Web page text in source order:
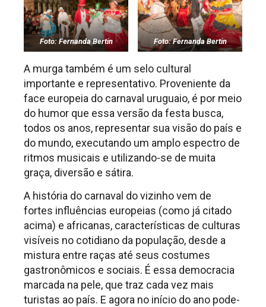
Foto: Fernanda Bertin Foto: Fernanda Bertin
A murga também é um selo cultural
importante e representativo. Proveniente da
face europeia do carnaval uruguaio, é por meio
do humor que essa versão da festa busca,
todos os anos, representar sua visão do país e
do mundo, executando um amplo espectro de
ritmos musicais e utilizando-se de muita
graça, diversão e sátira.
A história do carnaval do vizinho vem de
fortes influências europeias (como já citado
acima) e africanas, características de culturas
visíveis no cotidiano da população, desde a
mistura entre raças até seus costumes
gastronômicos e sociais. É essa democracia
marcada na pele, que traz cada vez mais
turistas ao país. E agora no início do ano pode-